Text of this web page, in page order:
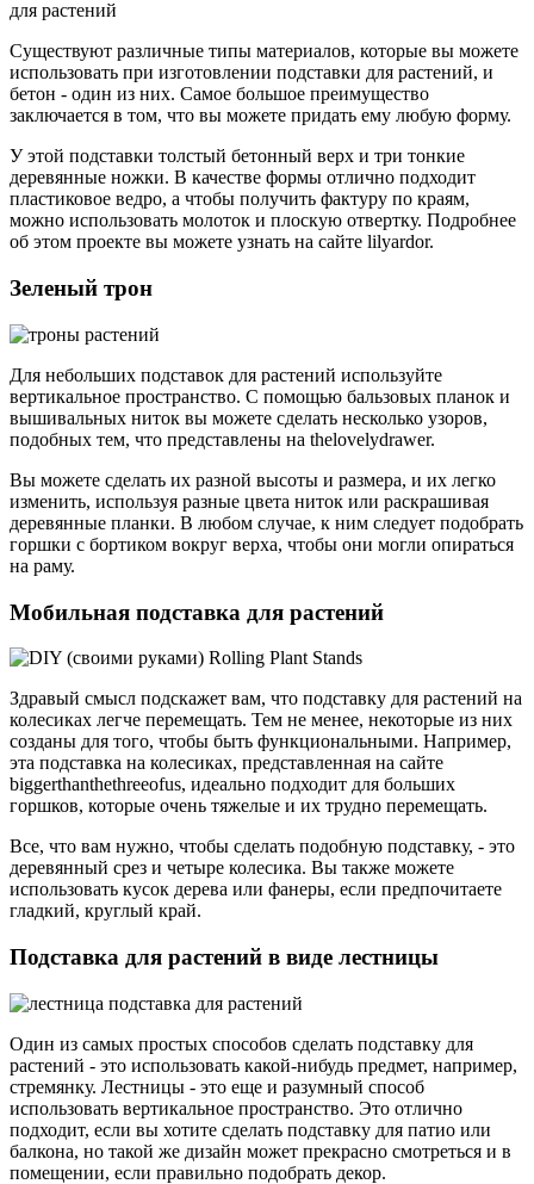
Существуют различные типы материалов, которые вы можете
использовать при изготовлении подставки для растений, и
бетон - один из них. Самое большое преимущество
заключается в том, что вы можете придать ему любую форму.
У этой подставки толстый бетонный верх и три тонкие
деревянные ножки. В качестве формы отлично подходит
пластиковое ведро, а чтобы получить фактуру по краям,
можно использовать молоток и плоскую отвертку. Подробнее
об этом проекте вы можете узнать на сайте lilyardor.
Зеленый трон
Для небольших подставок для растений используйте
вертикальное пространство. С помощью бальзовых планок и
вышивальных ниток вы можете сделать несколько узоров,
подобных тем, что представлены на thelovelydrawer.
Вы можете сделать их разной высоты и размера, и их легко
изменить, используя разные цвета ниток или раскрашивая
деревянные планки. В любом случае, к ним следует подобрать
горшки с бортиком вокруг верха, чтобы они могли опираться
на раму.
Мобильная подставка для растений
Здравый смысл подскажет вам, что подставку для растений на
колесиках легче перемещать. Тем не менее, некоторые из них
созданы для того, чтобы быть функциональными. Например,
эта подставка на колесиках, представленная на сайте
biggerthanthethreeofus, идеально подходит для больших
горшков, которые очень тяжелые и их трудно перемещать.
Все, что вам нужно, чтобы сделать подобную подставку, - это
деревянный срез и четыре колесика. Вы также можете
использовать кусок дерева или фанеры, если предпочитаете
гладкий, круглый край.
Подставка для растений в виде лестницы
Один из самых простых способов сделать подставку для
растений - это использовать какой-нибудь предмет, например,
стремянку. Лестницы - это еще и разумный способ
использовать вертикальное пространство. Это отлично
подходит, если вы хотите сделать подставку для патио или
балкона, но такой же дизайн может прекрасно смотреться и в
помещении, если правильно подобрать декор.